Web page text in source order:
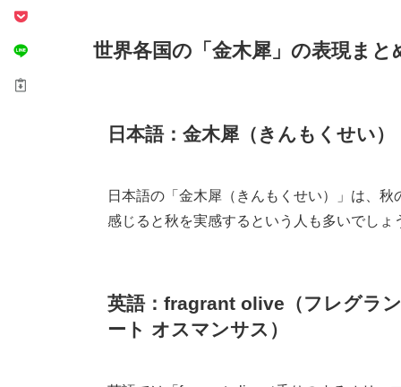
世界各国の「金木犀」の表現まと
日本語：金木犀（きんもくせい）
日本語の「金木犀（きんもくせい）」は、
感じると秋を実感するという人も多いでしょ
英語：fragrant olive（フレグラ
ート オスマンサス）